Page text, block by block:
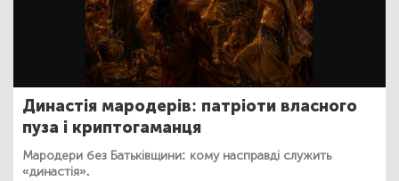
Династія мародерів: патріоти власного
пуза і криптогаманця
Мародери без Батьківщини: кому насправді служить
«династія».